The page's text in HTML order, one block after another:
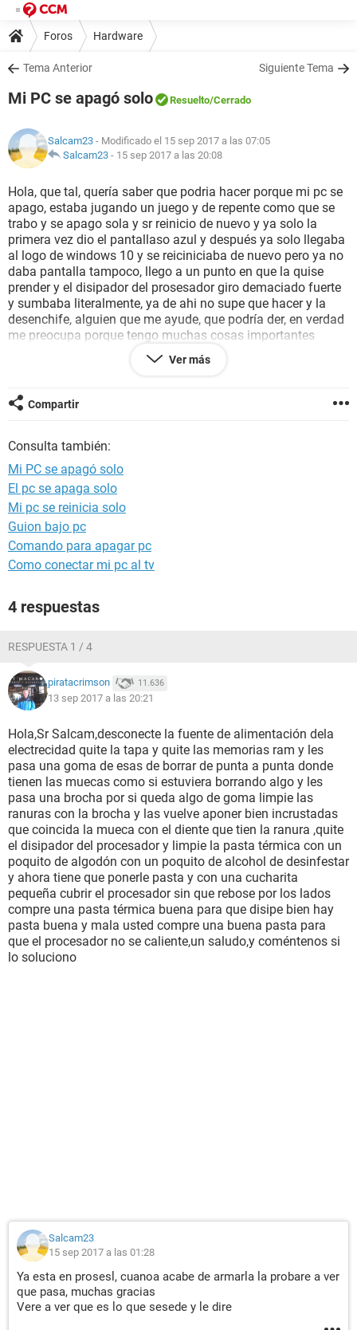
Foros Hardware
Tema Anterior Siguiente Tema
Mi PC se apagó solo Resuelto/Cerrado
Salcam23 - Modificado el 15 sep 2017 a las 07:05
Salcam23 - 15 sep 2017 a las 20:08
Hola, que tal, quería saber que podria hacer porque mi pc se
apago, estaba jugando un juego y de repente como que se
trabo y se apago sola y sr reinicio de nuevo y ya solo la
primera vez dio el pantallaso azul y después ya solo llegaba
al logo de windows 10 y se reiciniciaba de nuevo pero ya no
daba pantalla tampoco, llego a un punto en que la quise
prender y el disipador del prosesador giro demaciado fuerte
y sumbaba literalmente, ya de ahi no supe que hacer y la
desenchife, alguien que me ayude, que podría der, en verdad
me preocupa porque tengo muchas cosas importantes
Ver más
Compartir
Consulta también:
Mi PC se apagó solo
El pc se apaga solo
Mi pc se reinicia solo
Guion bajo pc
Comando para apagar pc
Como conectar mi pc al tv
4 respuestas
RESPUESTA 1 / 4
piratacrimson 11.636
13 sep 2017 a las 20:21
Hola,Sr Salcam,desconecte la fuente de alimentación dela
electrecidad quite la tapa y quite las memorias ram y les
pasa una goma de esas de borrar de punta a punta donde
tienen las muecas como si estuviera borrando algo y les
pasa una brocha por si queda algo de goma limpie las
ranuras con la brocha y las vuelve aponer bien incrustadas
que coincida la mueca con el diente que tien la ranura ,quite
el disipador del procesador y limpie la pasta térmica con un
poquito de algodón con un poquito de alcohol de desinfestar
y ahora tiene que ponerle pasta y con una cucharita
pequeña cubrir el procesador sin que rebose por los lados
compre una pasta térmica buena para que disipe bien hay
pasta buena y mala usted compre una buena pasta para
que el procesador no se caliente,un saludo,y coméntenos si
lo soluciono
Salcam23
15 sep 2017 a las 01:28
Ya esta en prosesl, cuanoa acabe de armarla la probare a ver
que pasa, muchas gracias
Vere a ver que es lo que sesede y le dire